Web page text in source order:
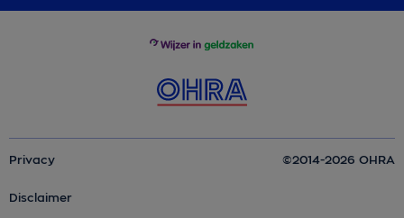
Privacy
Disclaimer
©2014-2026 OHRA